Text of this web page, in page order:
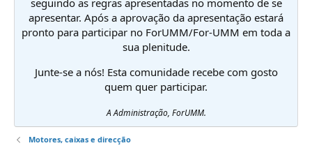
seguindo as regras apresentadas no momento de se
apresentar. Após a aprovação da apresentação estará
pronto para participar no ForUMM/For-UMM em toda a
sua plenitude.
Junte-se a nós! Esta comunidade recebe com gosto
quem quer participar.
A Administração, ForUMM.
Motores, caixas e direcção